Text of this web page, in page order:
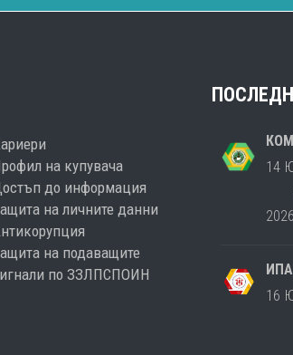
на купувача
до информация
на личните данни
на подаващите
по ЗЗЛПСПОИН
14
В
16